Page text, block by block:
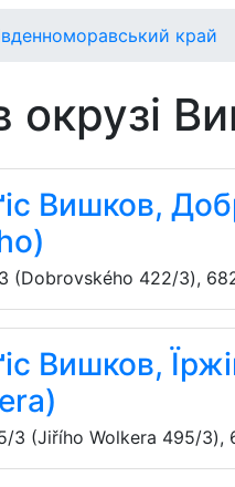
край
окрузі
Вишков,
(Dobrovského 422/3),
Вишков,
3 (Jiřího Wolkera 495/3),